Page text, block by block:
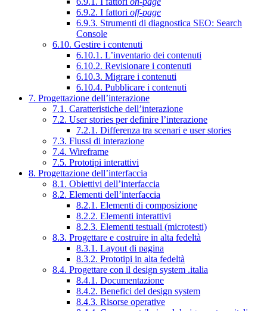
6.9.2. I fattori off-page
6.9.3. Strumenti di diagnostica SEO: Search
Console
6.10. Gestire i contenuti
6.10.1. L’inventario dei contenuti
6.10.2. Revisionare i contenuti
6.10.3. Migrare i contenuti
6.10.4. Pubblicare i contenuti
7. Progettazione dell’interazione
7.1. Caratteristiche dell’interazione
7.2. User stories per definire l’interazione
7.2.1. Differenza tra scenari e user stories
7.3. Flussi di interazione
7.4. Wireframe
7.5. Prototipi interattivi
8. Progettazione dell’interfaccia
8.1. Obiettivi dell’interfaccia
8.2. Elementi dell’interfaccia
8.2.1. Elementi di composizione
8.2.2. Elementi interattivi
8.2.3. Elementi testuali (microtesti)
8.3. Progettare e costruire in alta fedeltà
8.3.1. Layout di pagina
8.3.2. Prototipi in alta fedeltà
8.4. Progettare con il design system .italia
8.4.1. Documentazione
8.4.2. Benefici del design system
8.4.3. Risorse operative